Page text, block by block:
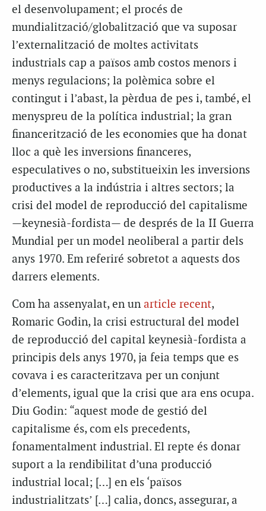
el desenvolupament; el procés de
mundialització/globalització que va suposar
l’externalització de moltes activitats
industrials cap a països amb costos menors i
menys regulacions; la polèmica sobre el
contingut i l’abast, la pèrdua de pes i, també, el
menyspreu de la política industrial; la gran
financerització de les economies que ha donat
lloc a què les inversions financeres,
especulatives o no, substitueixin les inversions
productives a la indústria i altres sectors; la
crisi del model de reproducció del capitalisme
—keynesià-fordista— de després de la II Guerra
Mundial per un model neoliberal a partir dels
anys 1970. Em referiré sobretot a aquests dos
darrers elements.
Com ha assenyalat, en un article recent,
Romaric Godin, la crisi estructural del model
de reproducció del capital keynesià-fordista a
principis dels anys 1970, ja feia temps que es
covava i es caracteritzava per un conjunt
d’elements, igual que la crisi que ara ens ocupa.
Diu Godin: “aquest mode de gestió del
capitalisme és, com els precedents,
fonamentalment industrial. El repte és donar
suport a la rendibilitat d’una producció
industrial local; […] en els ‘països
industrialitzats’ […] calia, doncs, assegurar, a